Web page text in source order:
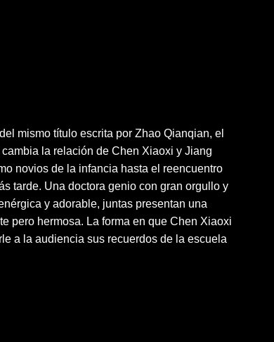
mismo título escrita por Zhao Qianqian, el
la relación de Chen Xiaoxi y Jiang
novios de la infancia hasta el reencuentro
tarde. Una doctora genio con gran orgullo y
y adorable, juntas presentan una
pero hermosa. La forma en que Chen Xiaoxi
a la audiencia sus recuerdos de la escuela